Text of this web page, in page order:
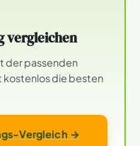
vergleichen
der passenden
kostenlos die besten
Vergleich →